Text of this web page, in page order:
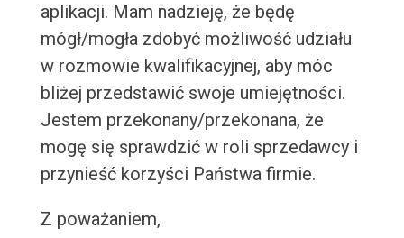
aplikacji. Mam nadzieję, że będę
mógł/mogła zdobyć możliwość udziału
w rozmowie kwalifikacyjnej, aby móc
bliżej przedstawić swoje umiejętności.
Jestem przekonany/przekonana, że
mogę się sprawdzić w roli sprzedawcy i
przynieść korzyści Państwa firmie.
Z poważaniem,